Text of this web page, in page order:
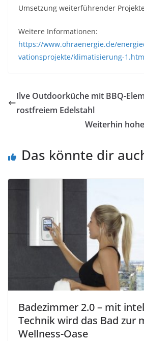
Umsetzung weiterführender
Weitere Informationen:
https://www.ohraenergie.de/
vationsprojekte/klimatisierung-
Ilve Outdoorküche mit BBQ-
rostfreiem Edelstahl
Weiterhin
Das könnte dir
Badezimmer 2.0 – mit
Technik wird das Bad zur
Wellness-Oase